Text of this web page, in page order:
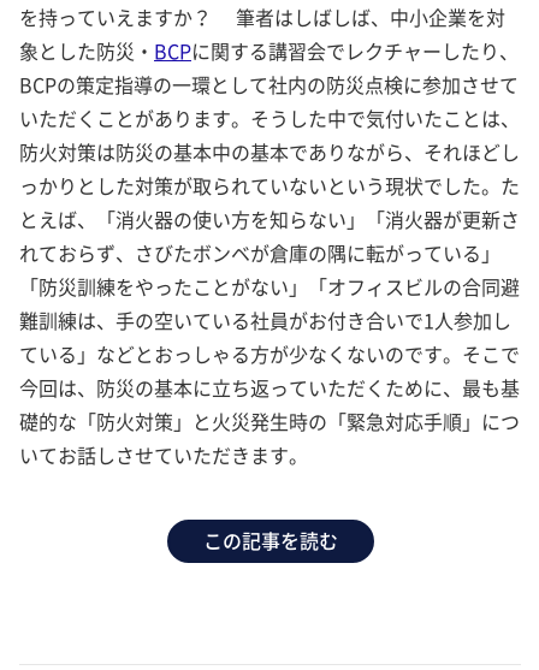
を持っていえますか？ 筆者はしばしば、中小企業を対
象とした防災・ BCPに関する講習会でレクチャーしたり、
BCPの策定指導の一環として社内の防災点検に参加させて
いただくことがあります。そうした中で気付いたことは、
防火対策は防災の基本中の基本でありながら、それほどし
っかりとした対策が取られていないという現状でした。た
とえば、「消火器の使い方を知らない」「消火器が更新さ
れておらず、さびたボンベが倉庫の隅に転がっている」
「防災訓練をやったことがない」「オフィスビルの合同避
難訓練は、手の空いている社員がお付き合いで1人参加し
ている」などとおっしゃる方が少なくないのです。そこで
今回は、防災の基本に立ち返っていただくために、最も基
礎的な「防火対策」と火災発生時の「緊急対応手順」につ
いてお話しさせていただきます。
この記事を読む